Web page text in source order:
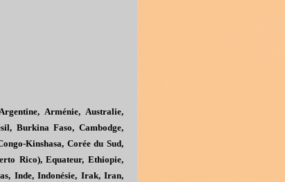
Arménie, Australie,
Burkina Faso, Cambodge,
Kinshasa, Corée du Sud,
Rico), Equateur, Ethiopie,
Inde, Indonésie, Irak, Iran,